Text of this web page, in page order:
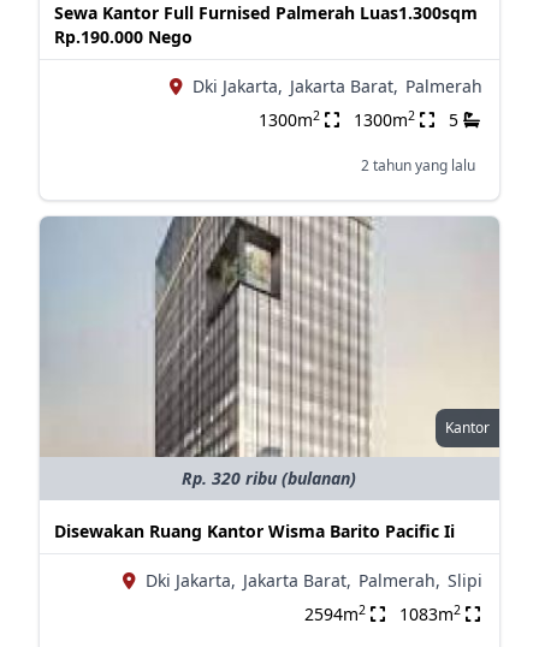
Sewa Kantor Full Furnised Palmerah Luas1.300sqm
Rp.190.000 Nego
Dki Jakarta, Jakarta Barat, Palmerah
1300m2 1300m2 5
2 tahun yang lalu
Kantor
Rp. 320 ribu (bulanan)
Disewakan Ruang Kantor Wisma Barito Pacific Ii
Dki Jakarta, Jakarta Barat, Palmerah, Slipi
2594m2 1083m2